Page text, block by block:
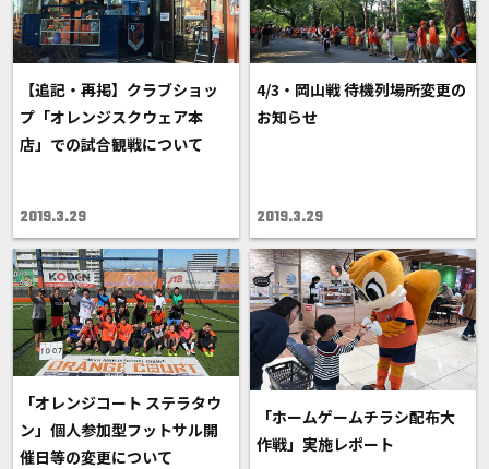
【追記・再掲】クラブショッ
プ「オレンジスクウェア本
店」での試合観戦について
2019.3.29
4/3・岡山戦 待機列場所変更の
お知らせ
2019.3.29
「オレンジコート ステラタウ
ン」個人参加型フットサル開
催日等の変更について
「ホームゲームチラシ配布大
作戦」実施レポート